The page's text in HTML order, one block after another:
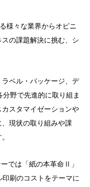
様々な業界からオピニ
の課題解決に挑む、シ
ベル・パッケージ、デ
野で先進的に取り組ま
スタマイゼーションや
現状の取り組みや課
では「紙の本革命Ⅱ」
刷のコストをテーマに